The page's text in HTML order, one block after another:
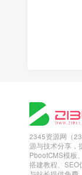
2345资源网（
源与技术分享，
PbootCMS模板
搭建教程、SEO